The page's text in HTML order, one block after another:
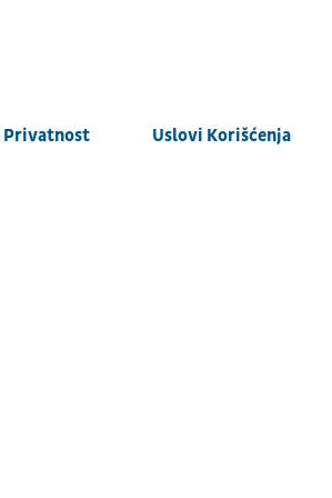
Privatnost
Uslovi Korišćenja